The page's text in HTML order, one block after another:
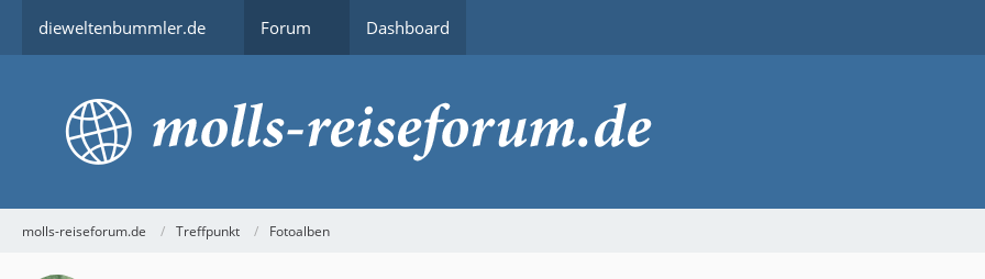
dieweltenbummler.de Forum Dashboard
molls-reiseforum.de Treffpunkt Fotoalben